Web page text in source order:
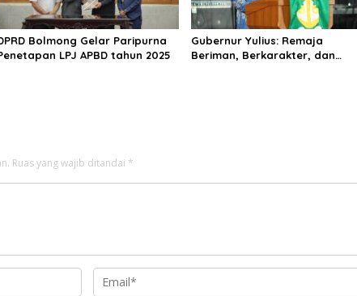
Bolmong Gelar Paripurna
LPJ APBD tahun 2025
Gubernur Yulius: Remaja
Beriman, Berkarakter, dan
Ruas yang wajib ditandai *